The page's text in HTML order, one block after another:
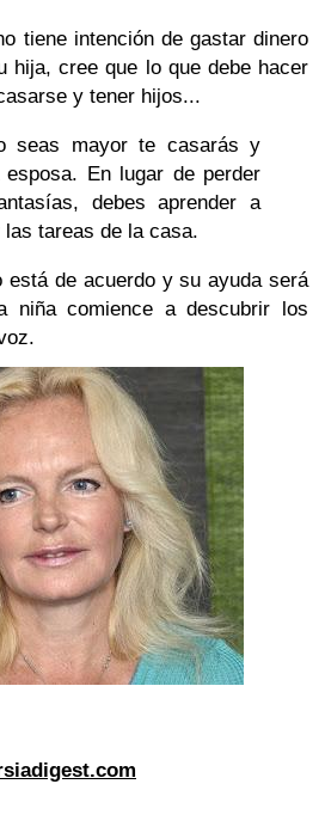
tiene intención de gastar dinero
hija, cree que lo que debe hacer
y tener hijos...
seas mayor te casarás y
En lugar de perder
debes aprender a
tareas de la casa.
está de acuerdo y su ayuda será
niña comience a descubrir los